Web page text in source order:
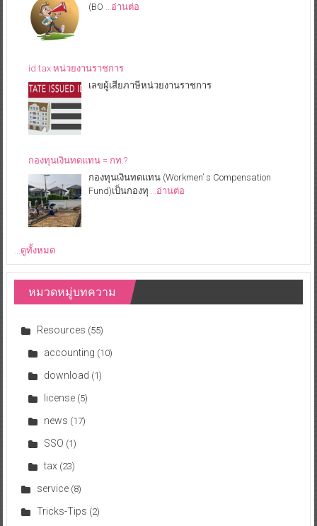
(BO
…อ่านต่อ
id tax หน่วยงานราชการ
เลขผู้เสียภาษีหน่วยงานราชการ
กองทุนเงินทดแทน = กท.?
กองทุนเงินทดแทน (Workmen’ s Compensation
Fund)เป็นกองทุ
…อ่านต่อ
...ดูทั้งหมด
หมวดหมู่บทความ
Resources (55)
accounting (10)
download (1)
license(5)
news (17)
SSO (1)
tax (23)
service(8)
Tricks-Tips (2)